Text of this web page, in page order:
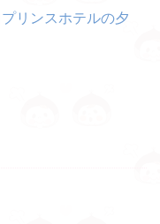
リンスホテルの夕